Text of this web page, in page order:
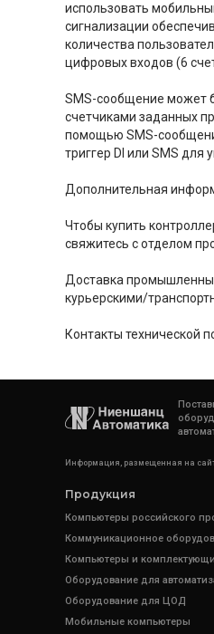
использовать
сигнализации
количества
цифровых входов (6
SMS-сообщение может
счетчиками заданных
помощью SMS-
триггер DI или SMS для
Дополнительная
Чтобы купить
свяжитесь с отделом
Доставка
курьерскими/
Контакты технической
Информация, размещенная на
Продукция
Компьютеры российского
Коммуникационное
Компьютеры и
Оборудование для
Оборудование для ЦОД
Мобильные компьютеры